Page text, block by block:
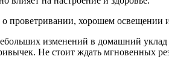
о проветривании, хорошем освещении
изменений в домашний
Не стоит ждать мгновенных